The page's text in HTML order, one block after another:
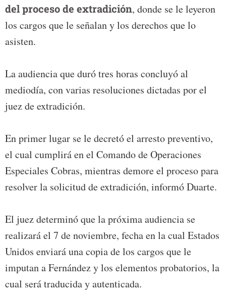
del proceso de extradición, donde se le leyeron
los cargos que le señalan y los derechos que lo
asisten.
La audiencia que duró tres horas concluyó al
mediodía, con varias resoluciones dictadas por el
juez de extradición.
En primer lugar se le decretó el arresto preventivo,
el cual cumplirá en el Comando de Operaciones
Especiales Cobras, mientras demore el proceso para
resolver la solicitud de extradición, informó Duarte.
El juez determinó que la próxima audiencia se
realizará el 7 de noviembre, fecha en la cual Estados
Unidos enviará una copia de los cargos que le
imputan a Fernández y los elementos probatorios, la
cual será traducida y autenticada.